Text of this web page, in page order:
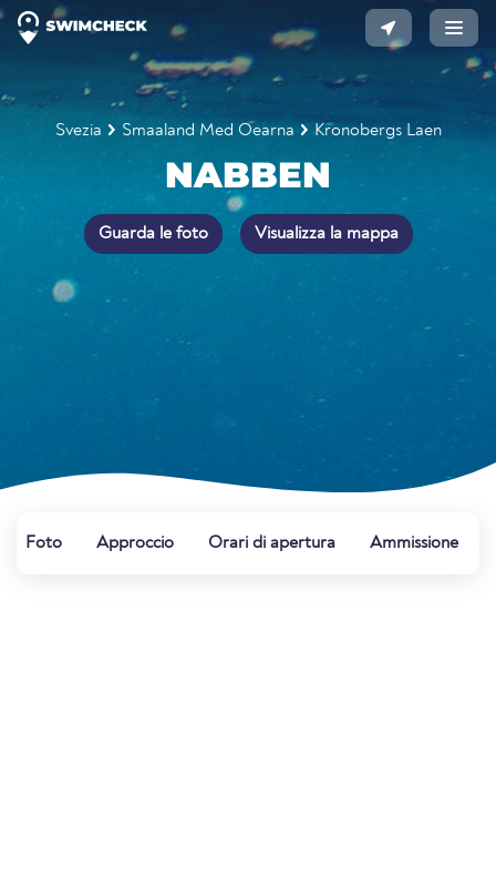
Svezia Smaaland Med Oearna Kronobergs Laen
NABBEN
Guarda le foto Visualizza la mappa
Foto Approccio Orari di apertura Ammissione